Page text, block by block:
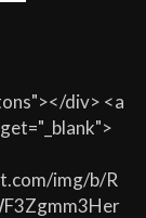
div> <a
img/b/R